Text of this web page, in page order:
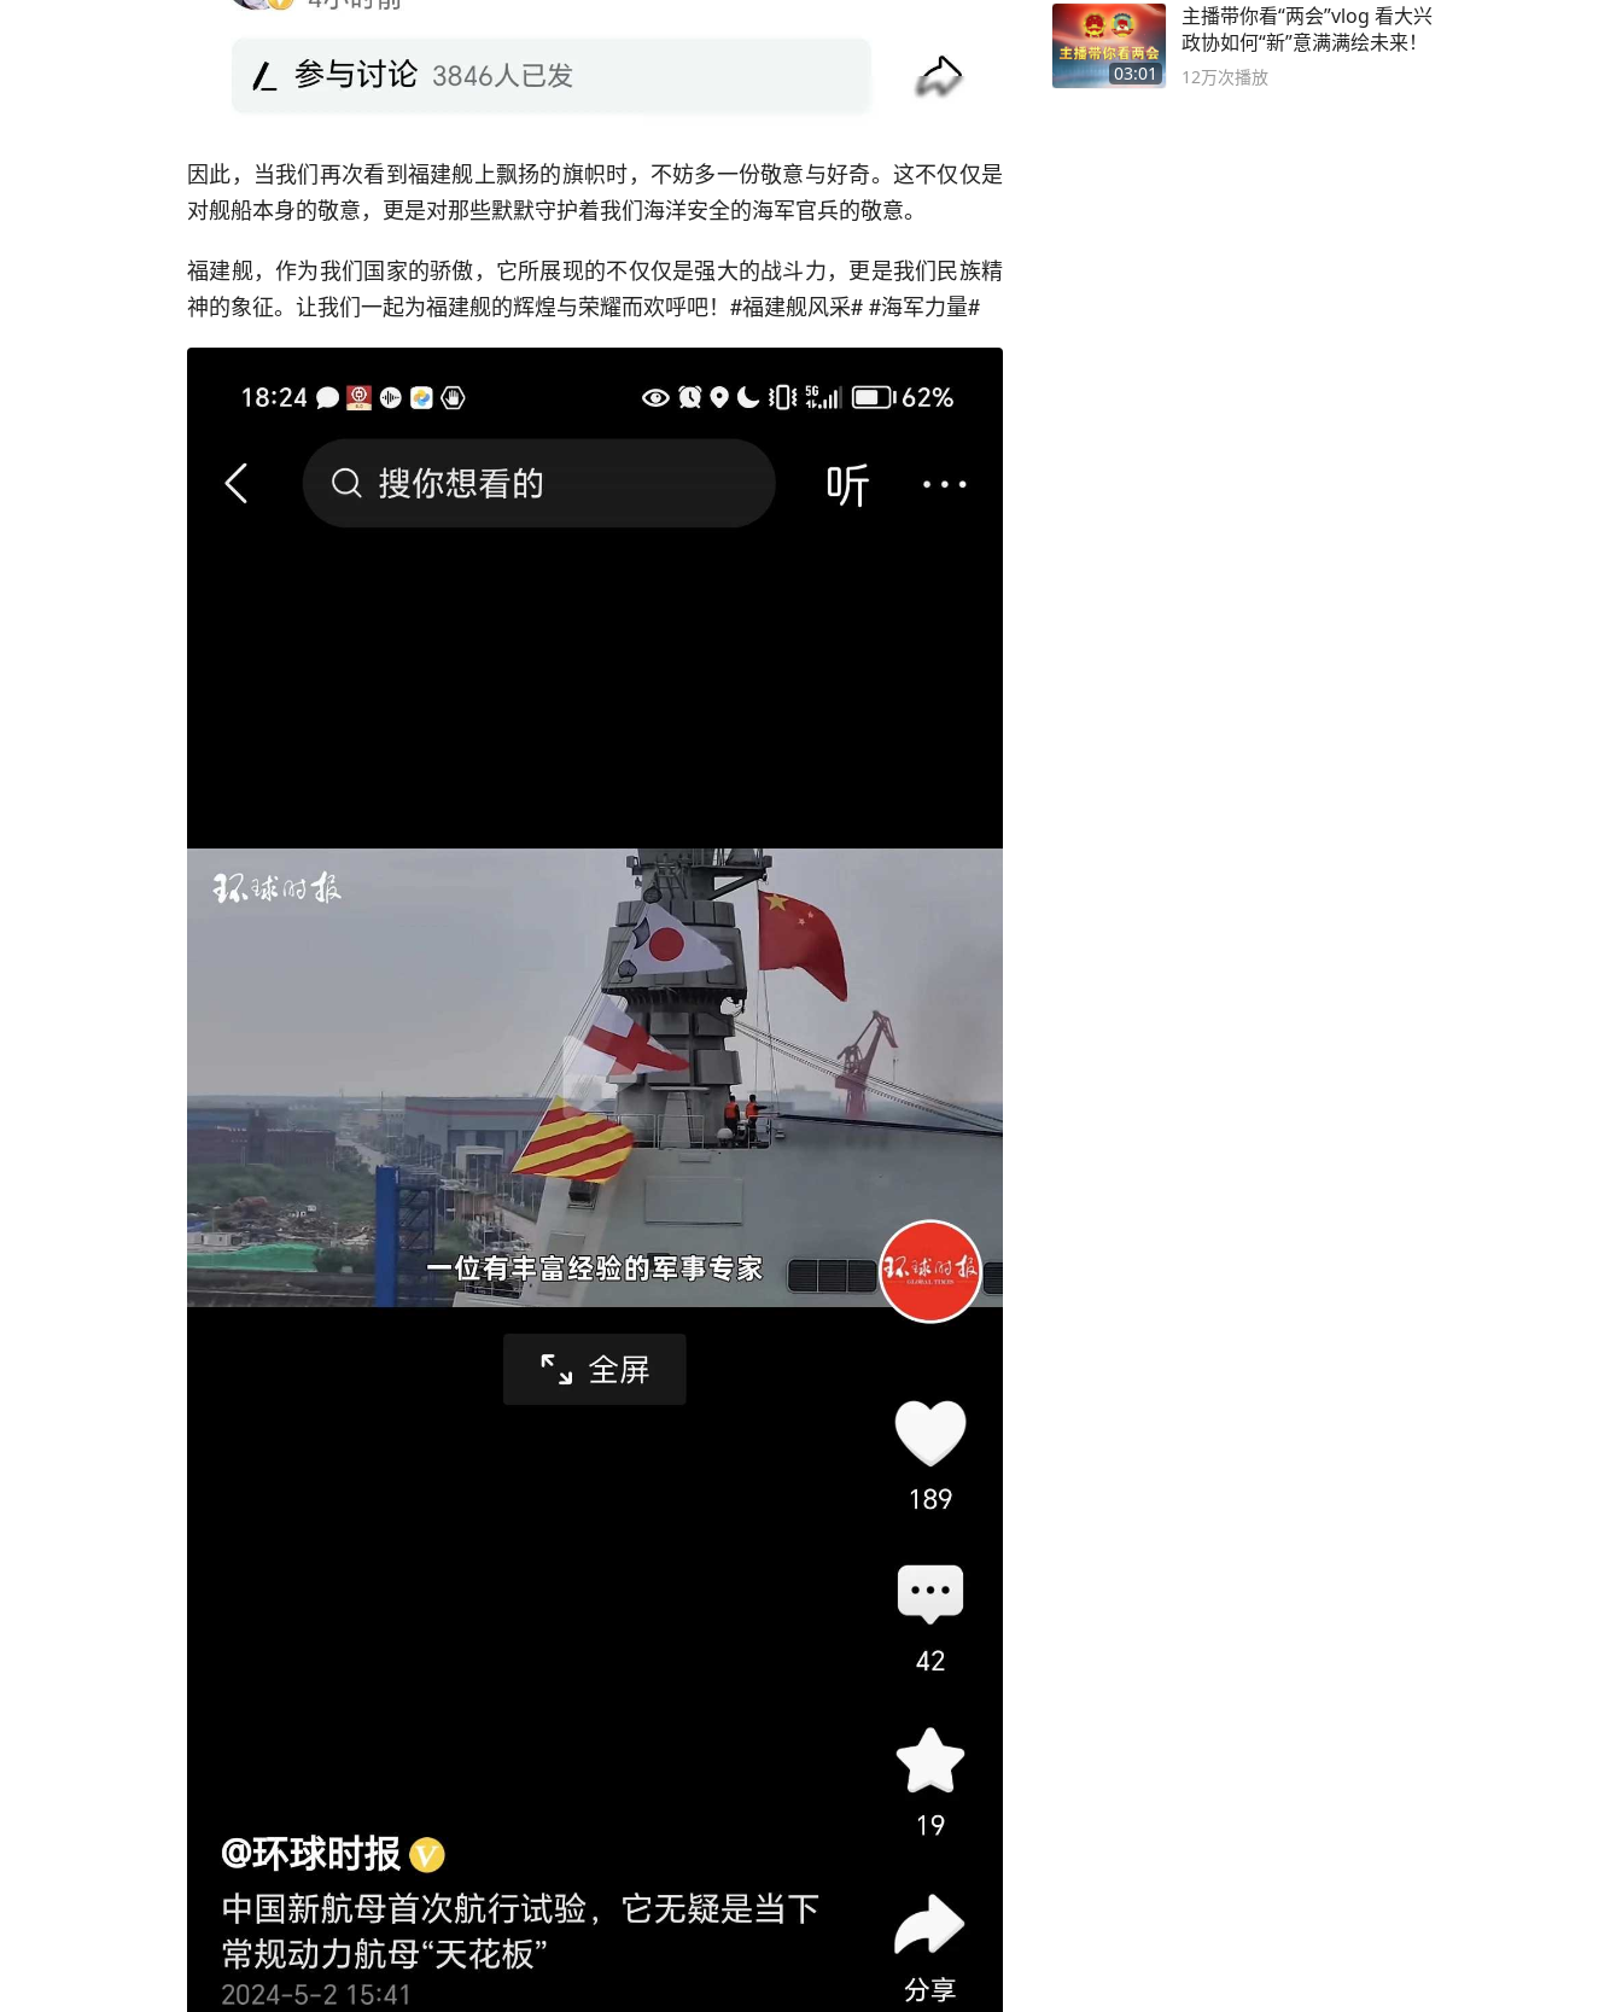
因此，当我们再次看到福建舰上飘扬的旗帜时，不妨多一份敬意与好奇。这不仅仅是
对舰船本身的敬意，更是对那些默默守护着我们海洋安全的海军官兵的敬意。
福建舰，作为我们国家的骄傲，它所展现的不仅仅是强大的战斗力，更是我们民族精
神的象征。让我们一起为福建舰的辉煌与荣耀而欢呼吧！#福建舰风采# #海军力量#
03:01
主播带你看“两会”vlog 看大兴
政协如何“新”意满满绘未来！
12万次播放